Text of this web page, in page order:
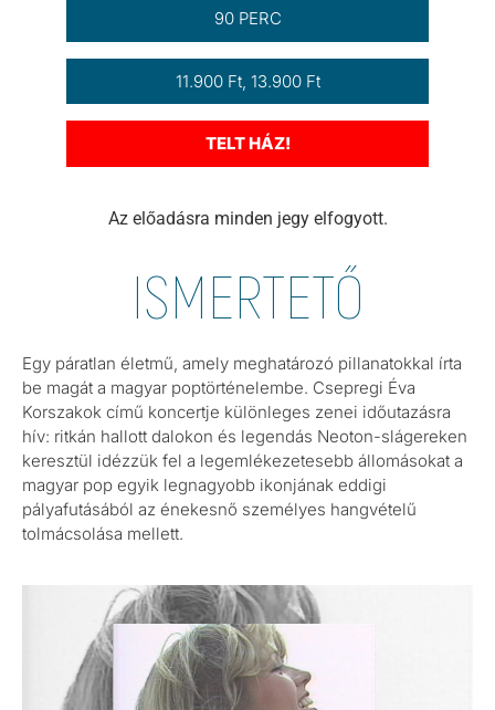
90 PERC
11.900 Ft, 13.900 Ft
TELT HÁZ!
Az előadásra minden jegy elfogyott.
ISMERTETŐ
Egy páratlan életmű, amely meghatározó pillanatokkal írta
be magát a magyar poptörténelembe. Csepregi Éva
Korszakok című koncertje különleges zenei időutazásra
hív: ritkán hallott dalokon és legendás Neoton-slágereken
keresztül idézzük fel a legemlékezetesebb állomásokat a
magyar pop egyik legnagyobb ikonjának eddigi
pályafutásából az énekesnő személyes hangvételű
tolmácsolása mellett.